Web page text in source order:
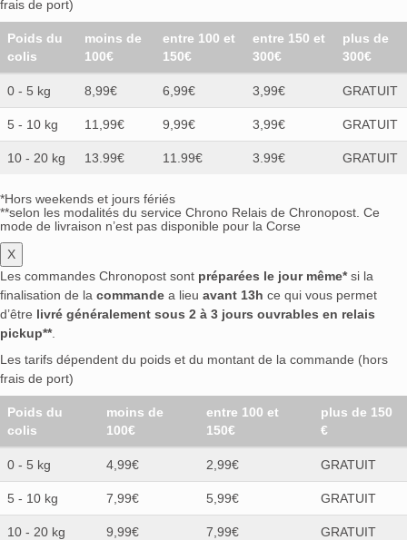
frais de port)
Poids du
colis
moins de
100€
entre 100 et
150€
entre 150 et
300€
plus de
300€
0 - 5 kg 8,99€ 6,99€ 3,99€ GRATUIT
5 - 10 kg 11,99€ 9,99€ 3,99€ GRATUIT
10 - 20 kg 13.99€ 11.99€ 3.99€ GRATUIT
*Hors weekends et jours fériés
**selon les modalités du service Chrono Relais de Chronopost. Ce
mode de livraison n’est pas disponible pour la Corse
X
Les commandes Chronopost sont préparées le jour même*si la
finalisation de la commande a lieu avant 13h ce qui vous permet
d’être livré généralement sous 2 à 3 jours ouvrables en relais
pickup**.
Les tarifs dépendent du poids et du montant de la commande (hors
frais de port)
Poids du
colis
moins de
100€
entre 100 et
150€
plus de 150
€
0 - 5 kg 4,99€ 2,99€ GRATUIT
5 - 10 kg 7,99€ 5,99€ GRATUIT
10 - 20 kg 9,99€ 7,99€ GRATUIT